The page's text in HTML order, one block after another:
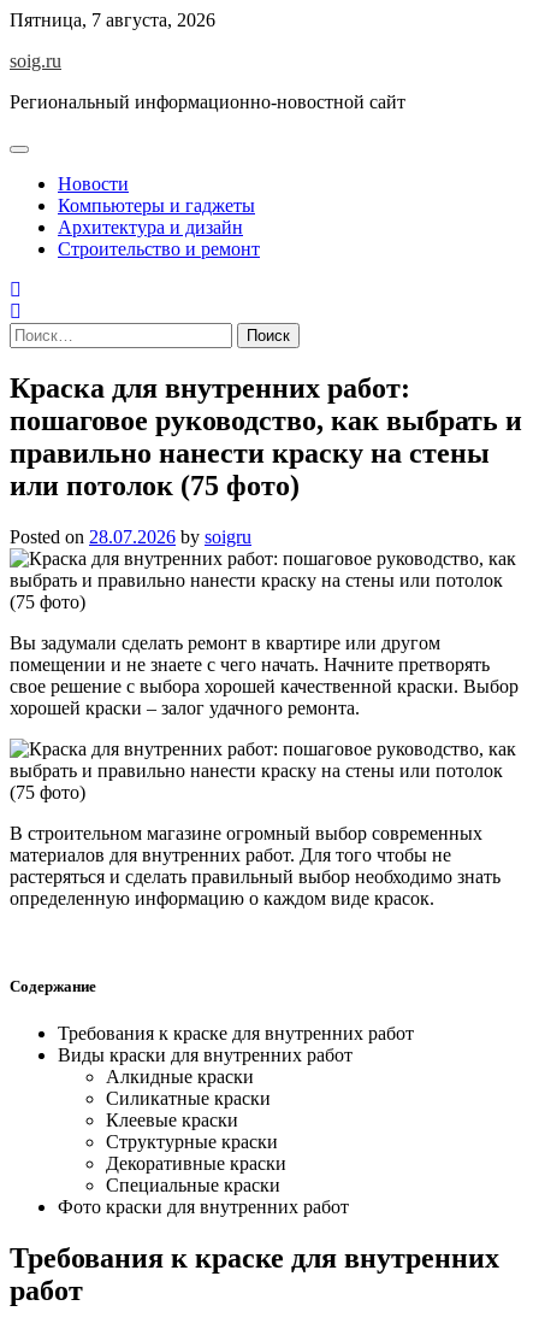
Skip
content
Пятница, 7 августа, 2026
soig.ru
Региональный информационно-новостной сайт
Новости
Компьютеры и гаджеты
Архитектура и дизайн
Строительство и ремонт
Найти:
Краска для внутренних работ:
пошаговое руководство, как выбрать и
правильно нанести краску на стены
или потолок (75 фото)
Posted on 28.07.2026 by soigru
Вы задумали сделать ремонт в квартире или другом
помещении и не знаете с чего начать. Начните претворять
свое решение с выбора хорошей качественной краски. Выбор
хорошей краски – залог удачного ремонта.
В строительном магазине огромный выбор современных
материалов для внутренних работ. Для того чтобы не
растеряться и сделать правильный выбор необходимо знать
определенную информацию о каждом виде красок.
Содержание
Требования к краске для внутренних работ
Виды краски для внутренних работ
Алкидные краски
Силикатные краски
Клеевые краски
Структурные краски
Декоративные краски
Специальные краски
Фото краски для внутренних работ
Требования к краске для внутренних
работ